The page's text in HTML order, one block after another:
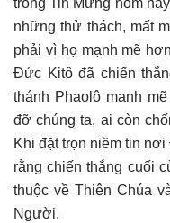
những thử thách, mất
phải vì họ mạnh mẽ
Đức Kitô đã chiến
thánh Phaolô mạnh
đỡ chúng ta, ai còn
Khi đặt trọn niềm tin
rằng chiến thắng cuối
thuộc về Thiên Chúa
Người.